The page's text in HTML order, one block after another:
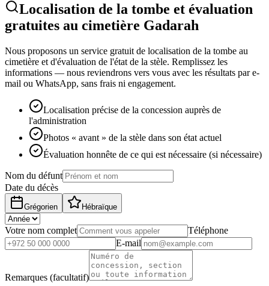
Localisation de la tombe et évaluation
gratuites au cimetière Gadarah
Nous proposons un service gratuit de localisation de la tombe au
cimetière et d'évaluation de l'état de la stèle. Remplissez les
informations — nous reviendrons vers vous avec les résultats par e-
mail ou WhatsApp, sans frais ni engagement.
Localisation précise de la concession auprès de
l'administration
Photos « avant » de la stèle dans son état actuel
Évaluation honnête de ce qui est nécessaire (si nécessaire)
Nom du défunt
Date du décès
Grégorien Hébraïque
Votre nom complet
Téléphone
E-mail
Remarques (facultatif)